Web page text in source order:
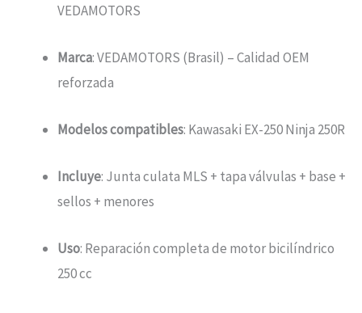
VEDAMOTORS
Marca: VEDAMOTORS (Brasil) – Calidad OEM
reforzada
Modelos compatibles: Kawasaki EX-250 Ninja 250R
Incluye: Junta culata MLS + tapa válvulas + base +
sellos + menores
Uso: Reparación completa de motor bicilíndrico
250 cc